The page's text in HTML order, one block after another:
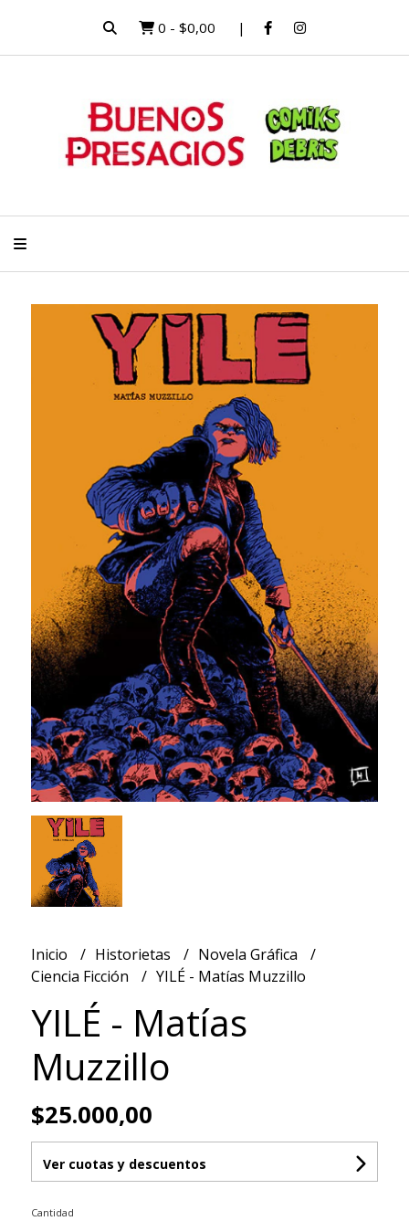
0 - $0,00
Inicio Historietas
Novela Gráfica
Ciencia Ficción
YILÉ - Matías Muzzillo
YILÉ - Matías
Muzzillo
$25.000,00
Ver cuotas y descuentos
Cantidad